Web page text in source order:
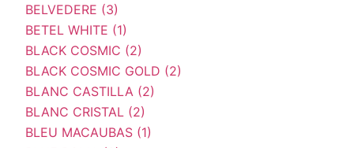
BELVEDERE (3)
BETEL WHITE (1)
BLACK COSMIC (2)
BLACK COSMIC GOLD (2)
BLANC CASTILLA (2)
BLANC CRISTAL (2)
BLEU MACAUBAS (1)